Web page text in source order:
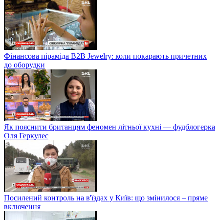
Фінансова піраміда B2B Jewelry: коли покарають причетних
до оборудки
Як пояснити британцям феномен літньої кухні — фудблогерка
Оля Геркулес
Посилений контроль на в'їздах у Київ: що змінилося – пряме
включення